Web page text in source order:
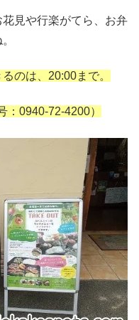
見や行楽がてら、お弁
のは、20:00まで。
：0940-72-4200）